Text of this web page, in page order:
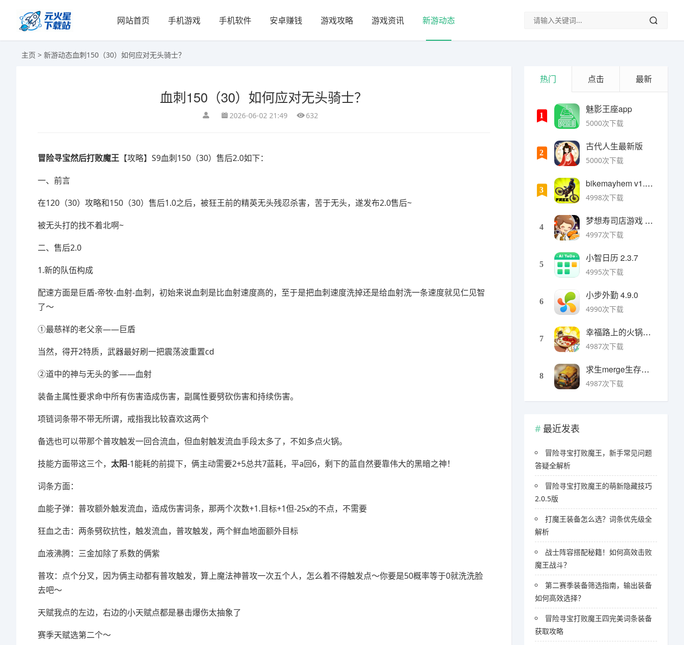
网站首页 手机游戏 手机软件 安卓赚钱 游戏攻略 游戏资讯 新游动态
主页 > 新游动态血刺150（30）如何应对无头骑士？
血刺150（30）如何应对无头骑士？
2026-06-02 21:49 632
冒险寻宝然后打败魔王 【攻略】S9血刺150（30）售后2.0如下：
一、前言
在120（30）攻略和150（30）售后1.0之后，被狂王前的精英无头残忍杀害，苦于无头，遂发布2.0售后~
被无头打的找不着北啊~
二、售后2.0
1.新的队伍构成
配速方面是巨盾-帝牧-血射-血刺，初始来说血刺是比血射速度高的，至于是把血刺速度洗掉还是给血射洗一条速度就见仁见智
了～
①最慈祥的老父亲——巨盾
当然，得开2特质，武器最好刷一把震荡波重置cd
②道中的神与无头的爹——血射
装备主属性要求命中所有伤害造成伤害，副属性要劈砍伤害和持续伤害。
项链词条带不带无所谓，戒指我比较喜欢这两个
备选也可以带那个普攻触发一回合流血，但血射触发流血手段太多了，不如多点火锅。
技能方面带这三个， 太阳-1能耗的前提下，俩主动需要2+5总共7蓝耗，平a回6，剩下的蓝自然要靠伟大的黑暗之神！
词条方面：
血能子弹：普攻额外触发流血，造成伤害词条，那两个次数+1.目标+1但-25x的不点，不需要
狂血之击：两条劈砍抗性，触发流血，普攻触发，两个鲜血地面额外目标
血液沸腾：三金加除了系数的俩紫
普攻：点个分叉，因为俩主动都有普攻触发，算上魔法神普攻一次五个人，怎么着不得触发点～你要是50概率等于0就洗洗脸
去吧～
天赋我点的左边，右边的小天赋点都是暴击爆伤太抽象了
赛季天赋选第二个～
热门 点击 最新
1
魅影王座app
5000次下载
2
古代人生最新版
5000次下载
3
bikemayhem v1.6.2安卓版
4998次下载
4
梦想寿司店游戏 v4.14.1安卓版
4997次下载
5
小智日历 2.3.7
4995次下载
6
小步外勤 4.9.0
4990次下载
7
幸福路上的火锅店官方版 v5.3.5安卓版
4987次下载
8
求生merge生存之地手机版 v1.48.0安卓版
4987次下载
最近发表
冒险寻宝打败魔王，新手常见问题
答疑全解析
冒险寻宝打败魔王的萌新隐藏技巧
2.0.5版
打魔王装备怎么选？词条优先级全
解析
战士阵容搭配秘籍！如何高效击败
魔王战斗？
第二赛季装备筛选指南，输出装备
如何高效选择？
冒险寻宝打败魔王四完美词条装备
获取攻略